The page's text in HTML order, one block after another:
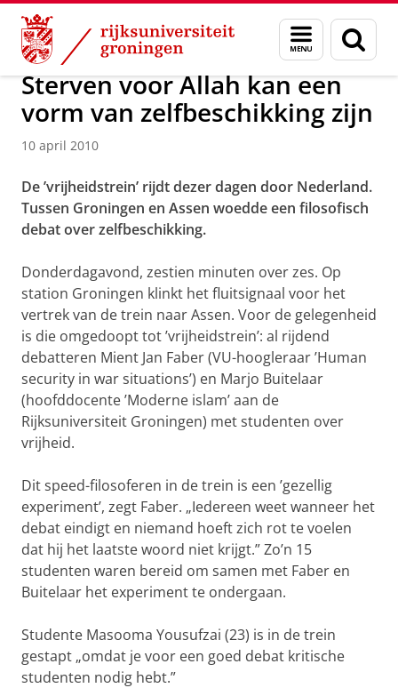
Skip
Content
Skip
Navigation
Menu
en
zoeken
Over ons Actueel Nieuws Nieuwsberichten
Sterven voor Allah kan een
vorm van zelfbeschikking zijn
10 april 2010
De ’vrijheidstrein’ rijdt dezer dagen door Nederland.
Tussen Groningen en Assen woedde een filosofisch
debat over zelfbeschikking.
Donderdagavond, zestien minuten over zes. Op
station Groningen klinkt het fluitsignaal voor het
vertrek van de trein naar Assen. Voor de gelegenheid
is die omgedoopt tot ’vrijheidstrein’: al rijdend
debatteren Mient Jan Faber (VU-hoogleraar ’Human
security in war situations’) en Marjo Buitelaar
(hoofddocente ’Moderne islam’ aan de
Rijksuniversiteit Groningen) met studenten over
vrijheid.
Dit speed-filosoferen in de trein is een ’gezellig
experiment’, zegt Faber. „Iedereen weet wanneer het
debat eindigt en niemand hoeft zich rot te voelen
dat hij het laatste woord niet krijgt.” Zo’n 15
studenten waren bereid om samen met Faber en
Buitelaar het experiment te ondergaan.
Studente Masooma Yousufzai (23) is in de trein
gestapt „omdat je voor een goed debat kritische
studenten nodig hebt.”